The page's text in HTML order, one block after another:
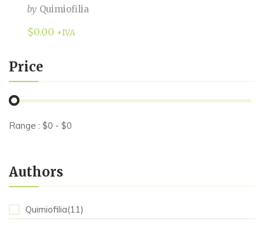
Price
Range : $0 - $0
Authors
Quimiofilia(11)
by Quimiofilia
$0.00 +IVA